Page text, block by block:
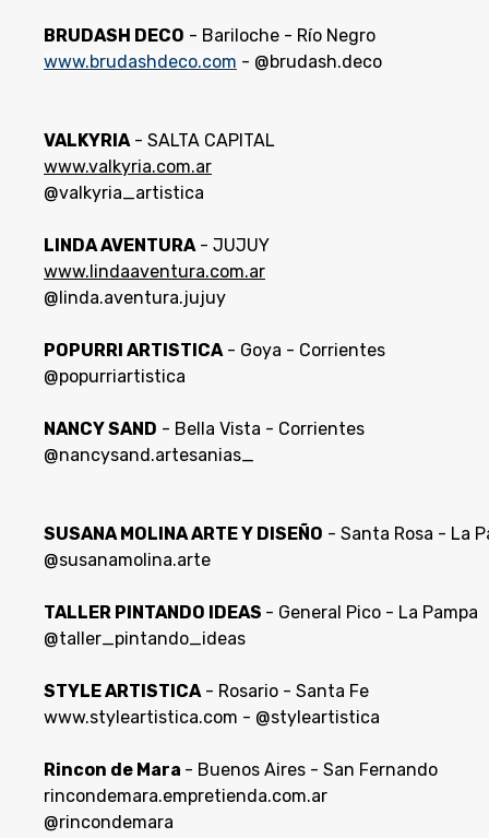
BRUDASH DECO - Bariloche - Río Negro
www.brudashdeco.com - @brudash.deco
VALKYRIA- SALTA CAPITAL
www.valkyria.com.ar
@valkyria_artistica
LINDA AVENTURA- JUJUY
www.lindaaventura.com.ar
@linda.aventura.jujuy
POPURRI ARTISTICA- Goya - Corrientes
@popurriartistica
NANCY SAND - Bella Vista - Corrientes
@nancysand.artesanias_
SUSANA MOLINA ARTE Y DISEÑO - Santa Rosa - La
@susanamolina.arte
TALLER PINTANDO IDEAS - General Pico - La Pampa
@taller_pintando_ideas
STYLE ARTISTICA- Rosario - Santa Fe
www.styleartistica.com - @styleartistica
Rincon de Mara - Buenos Aires - San Fernando
rincondemara.empretienda.com.ar
@rincondemara